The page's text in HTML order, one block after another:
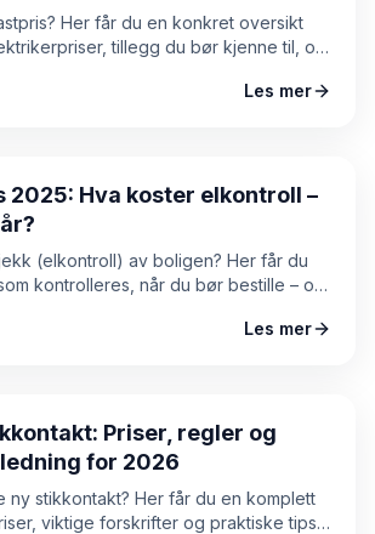
Her får du en konkret oversikt
tillegg du bør kjenne til, og
Les mer
2025: Hva koster elkontroll –
(elkontroll) av boligen? Her får du
kontrolleres, når du bør bestille – og
Les mer
Priser, regler og
for 2026
ny stikkontakt? Her får du en komplett
viktige forskrifter og praktiske tips.